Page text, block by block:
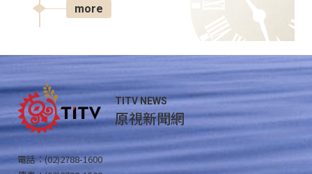
more
TITV NEWS
原視新聞網
電話：(02)2788-1600